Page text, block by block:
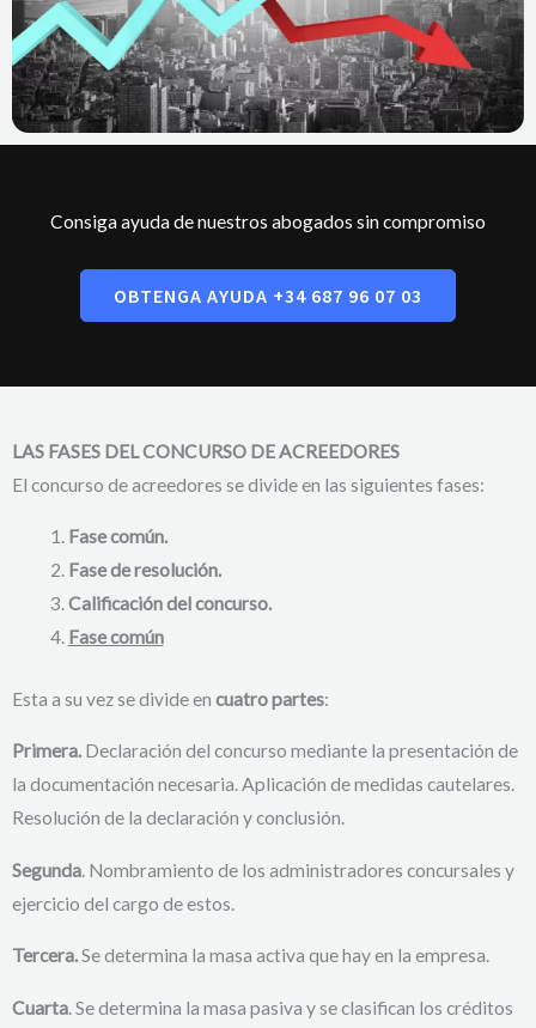
Consiga ayuda de nuestros abogados sin compromiso
OBTENGA AYUDA +34 687 96 07 03
LAS FASES DEL CONCURSO DE ACREEDORES
El concurso de acreedores se divide en las siguientes fases:
Fase común.
Fase de resolución.
Calificación del concurso.
Fase común
Esta a su vez se divide en cuatro partes:
Primera. Declaración del concurso mediante la presentación de
la documentación necesaria. Aplicación de medidas cautelares.
Resolución de la declaración y conclusión.
Segunda . Nombramiento de los administradores concursales y
ejercicio del cargo de estos.
Tercera.Se determina la masa activa que hay en la empresa.
Cuarta . Se determina la masa pasiva y se clasifican los créditos